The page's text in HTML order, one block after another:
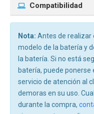
Compatibilidad
Nota: Antes de realizar
modelo de la batería y
la batería. Si no está
batería, puede
servicio de atención al
demoras en su uso.
durante la compra,